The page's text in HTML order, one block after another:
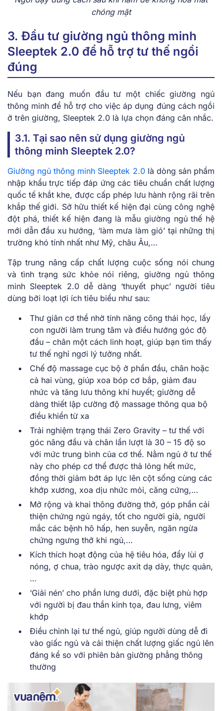
chóng mặt
3. Đầu tư giường ngủ thông minh
Sleeptek 2.0 để hỗ trợ tư thế ngồi
đúng
Nếu bạn đang muốn đầu tư một chiếc giường ngủ
thông minh để hỗ trợ cho việc áp dụng đúng cách ngồi
ở trên giường, Sleeptek 2.0 là lựa chọn đáng cân nhắc.
3.1. Tại sao nên sử dụng giường ngủ
thông minh Sleeptek 2.0?
Giường ngủ thông minh Sleeptek 2.0là dòng sản phẩm
nhập khẩu trực tiếp đáp ứng các tiêu chuẩn chất lượng
quốc tế khắt khe, được cấp phép lưu hành rộng rãi trên
khắp thế giới. Sở hữu thiết kế hiện đại cùng công nghệ
đột phá, thiết kế hiện đang là mẫu giường ngủ thế hệ
mới dẫn đầu xu hướng, ‘làm mưa làm gió’ tại những thị
trường khó tính nhất như Mỹ, châu Âu,…
Tập trung nâng cấp chất lượng cuộc sống nói chung
và tình trạng sức khỏe nói riêng, giường ngủ thông
minh Sleeptek 2.0 dễ dàng ‘thuyết phục’ người tiêu
dùng bởi loạt lợi ích tiêu biểu như sau:
Thư giãn cơ thể nhờ tính năng công thái học, lấy
con người làm trung tâm và điều hướng góc độ
đầu – chân một cách linh hoạt, giúp bạn tìm thấy
tư thế nghỉ ngơi lý tưởng nhất.
Chế độ massage cục bộ ở phần đầu, chân hoặc
cả hai vùng, giúp xoa bóp cơ bắp, giảm đau
nhức và tăng lưu thông khí huyết; giường dễ
dàng thiết lập cường độ massage thông qua bộ
điều khiển từ xa
Trải nghiệm trạng thái Zero Gravity – tư thế với
góc nâng đầu và chân lần lượt là 30 – 15 độ so
với mức trung bình của cơ thể. Nằm ngủ ở tư thế
này cho phép cơ thể được thả lỏng hết mức,
đồng thời giảm bớt áp lực lên cột sống cùng các
khớp xương, xoa dịu nhức mỏi, căng cứng,…
Mở rộng và khai thông đường thở, góp phần cải
thiện chứng ngủ ngáy, tốt cho người già, người
mắc các bệnh hô hấp, hen suyễn, ngăn ngừa
chứng ngưng thở khi ngủ,…
Kích thích hoạt động của hệ tiêu hóa, đẩy lùi ợ
nóng, ợ chua, trào ngược axit dạ dày, thực quản,
…
‘Giải nén’ cho phần lưng dưới, đặc biệt phù hợp
với người bị đau thần kinh tọa, đau lưng, viêm
khớp
Điều chỉnh lại tư thế ngủ, giúp người dùng dễ đi
vào giấc ngủ và cải thiện chất lượng giấc ngủ lên
đáng kể so với phiên bản giường phẳng thông
thường